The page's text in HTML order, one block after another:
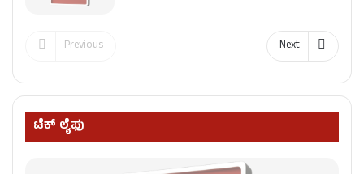
Previous Next
ಟೆಕ್ ಲೈಫು